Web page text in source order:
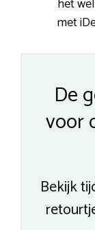
met
De
voor
Bekijk